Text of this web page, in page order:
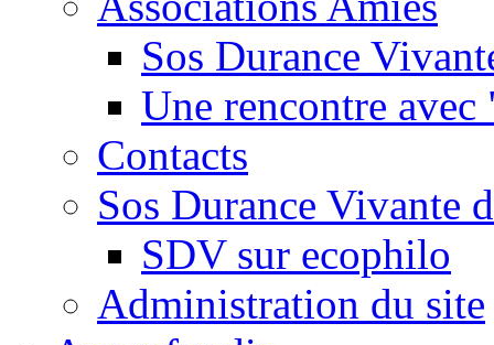
Sos Durance
Une rencontre
Contacts
Sos Durance Vivante
SDV sur ecophilo
Administration du site